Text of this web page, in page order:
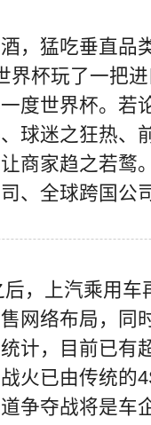
，猛吃垂直品
杯玩了一把进
世界杯。若
球迷之狂热、
商家趋之若鹜
、全球跨国公
，上汽乘用车
网络布局，同
计，目前已有
火已由传统的
争夺战将是车